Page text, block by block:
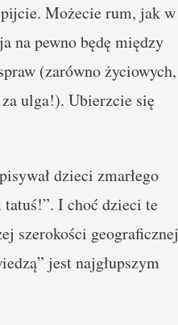
Możecie rum, jak w
na pewno będę między
(zarówno życiowych,
ulga!). Ubierzcie się
dzieci zmarłego
tatuś!”. I choć dzieci te
szerokości geograficznej
jest najgłupszym